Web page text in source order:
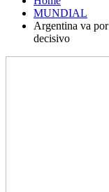
MUNDIAL
Argentina va
decisivo